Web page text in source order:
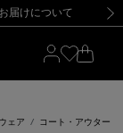
新規登録のお客様も対象！＜MY BARNEYS＞会員のお客様は11,000円（税込）以上のお買上げで常時送料無料！お買い物の際は会員登録を！
【夏季休業に伴う返品・交換承り一時停止のお知らせ】（2026.8.5）
届けについて
意事項 新規登録のお客様も対象！＜MY BARNEYS＞会員のお客様は11,000円（税込）以上のお買上げで常時送料無料！お買い物の際は会員登録を！
【夏季休業に伴う返品・交換承り一時停止のお知らせ】（2026.8.5）
ェア コート・アウター